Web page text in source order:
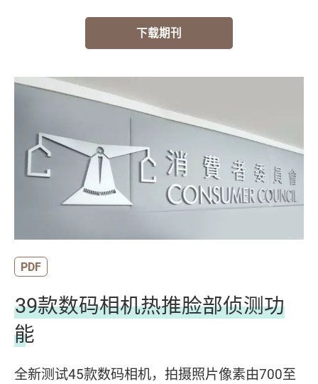
下载期刊
PDF
39款数码相机热推脸部侦测功
能
全新测试45款数码相机，拍摄照片像素由700至